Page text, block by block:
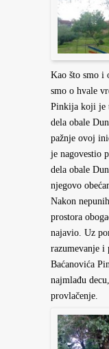
Kao što smo i
smo o hvale
Pinkija koji je
dela obale
pažnje ovoj
je nagovestio
dela obale
njegovo
Nakon
prostora
najavio. Uz
razumevanje i
Baćanovića
najmlađu
provlačenje.